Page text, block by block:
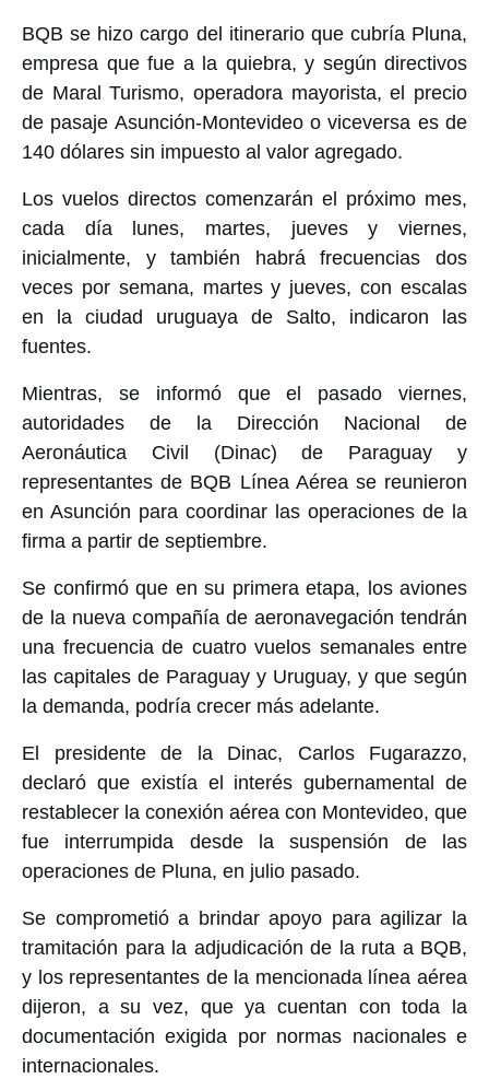
BQB se hizo cargo del itinerario que cubría Pluna,
empresa que fue a la quiebra, y según directivos
de Maral Turismo, operadora mayorista, el precio
de pasaje Asunción-Montevideo o viceversa es de
140 dólares sin impuesto al valor agregado.
Los vuelos directos comenzarán el próximo mes,
cada día lunes, martes, jueves y viernes,
inicialmente, y también habrá frecuencias dos
veces por semana, martes y jueves, con escalas
en la ciudad uruguaya de Salto, indicaron las
fuentes.
Mientras, se informó que el pasado viernes,
autoridades de la Dirección Nacional de
Aeronáutica Civil (Dinac) de Paraguay y
representantes de BQB Línea Aérea se reunieron
en Asunción para coordinar las operaciones de la
firma a partir de septiembre.
Se confirmó que en su primera etapa, los aviones
de la nueva compañía de aeronavegación tendrán
una frecuencia de cuatro vuelos semanales entre
las capitales de Paraguay y Uruguay, y que según
la demanda, podría crecer más adelante.
El presidente de la Dinac, Carlos Fugarazzo,
declaró que existía el interés gubernamental de
restablecer la conexión aérea con Montevideo, que
fue interrumpida desde la suspensión de las
operaciones de Pluna, en julio pasado.
Se comprometió a brindar apoyo para agilizar la
tramitación para la adjudicación de la ruta a BQB,
y los representantes de la mencionada línea aérea
dijeron, a su vez, que ya cuentan con toda la
documentación exigida por normas nacionales e
internacionales.